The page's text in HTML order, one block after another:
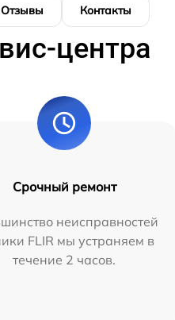
Отзывы Контакты
центра
Срочный ремонт
неисправностей
FLIR мы устраняем в
течение 2 часов.